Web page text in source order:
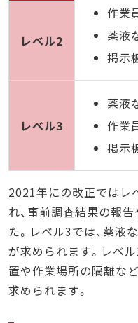
作業
薬液
掲示
レベル2
レベル3
薬液
作業
掲示
2021年にの改正ではレ
れ、事前調査結果の報
た。レベル3では、薬液
が求められます。レベル
置や作業場所の隔離な
求められます。